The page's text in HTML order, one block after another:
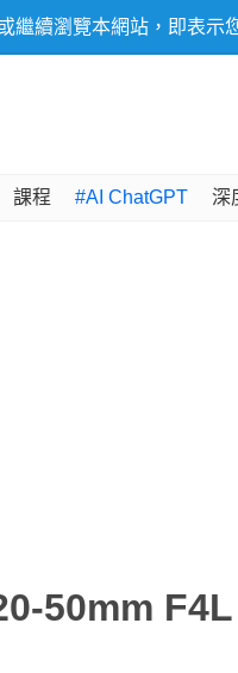
繼續瀏覽本網站，即表示
課程 #AI ChatGPT 深
50mm